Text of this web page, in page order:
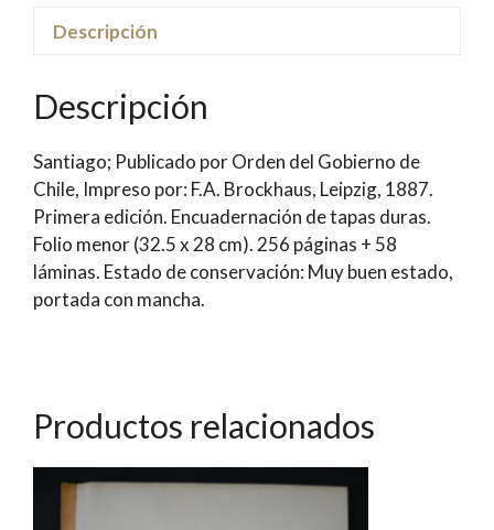
Amando
cantidad
Descripción
Descripción
Santiago; Publicado por Orden del Gobierno de
Chile, Impreso por: F.A. Brockhaus, Leipzig, 1887.
Primera edición. Encuadernación de tapas duras.
Folio menor (32.5 x 28 cm). 256 páginas + 58
láminas. Estado de conservación: Muy buen estado,
portada con mancha.
Productos relacionados